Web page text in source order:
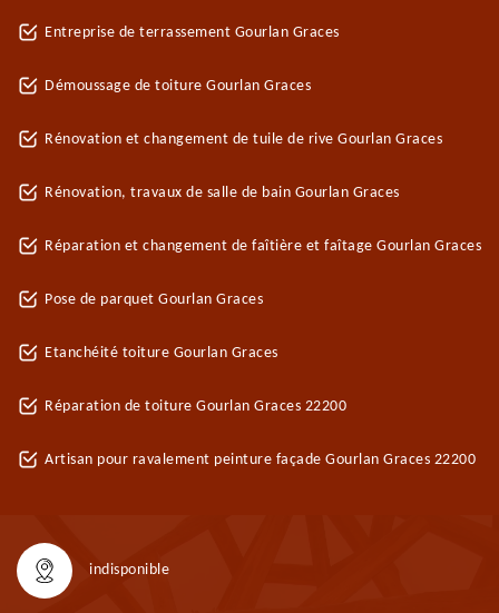
Entreprise de terrassement Gourlan Graces
Démoussage de toiture Gourlan Graces
Rénovation et changement de tuile de rive Gourlan Graces
Rénovation, travaux de salle de bain Gourlan Graces
Réparation et changement de faîtière et faîtage Gourlan Graces
Pose de parquet Gourlan Graces
Etanchéité toiture Gourlan Graces
Réparation de toiture Gourlan Graces 22200
Artisan pour ravalement peinture façade Gourlan Graces 22200
indisponible